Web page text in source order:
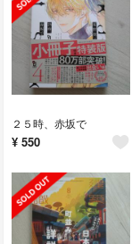
２５時、赤坂で
¥ 550